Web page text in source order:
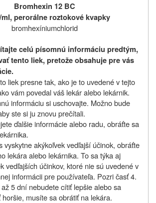
Bromhexin 12 BC
ml, perorálne roztokové kvapky
bromhexíniumchlorid
celú písomnú informáciu predtým,
tento liek, pretože obsahuje pre vás
liek presne tak, ako je to uvedené v tejto
vám povedal váš lekár alebo lekárnik.
informáciu si uschovajte. Možno bude
ste si ju znovu prečítali.
ďalšie informácie alebo radu, obráťte sa
vyskytne akýkoľvek vedľajší účinok, obráťte
lekára alebo lekárnika. To sa týka aj
vedľajších účinkov, ktoré nie sú uvedené v
informácii pre používateľa. Pozri časť 4.
5 dní nebudete cítiť lepšie alebo sa
musíte sa obrátiť na lekára.